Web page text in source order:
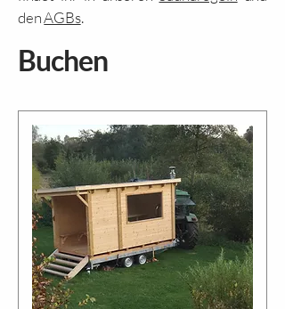
denAGBs.
Buchen